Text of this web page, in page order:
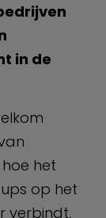
in de
het
op het
verbindt,